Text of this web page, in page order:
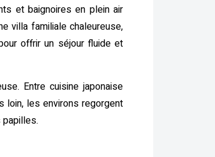
et baignoires en plein air
villa familiale chaleureuse,
offrir un séjour fluide et
Entre cuisine japonaise
loin, les environs regorgent
papilles.